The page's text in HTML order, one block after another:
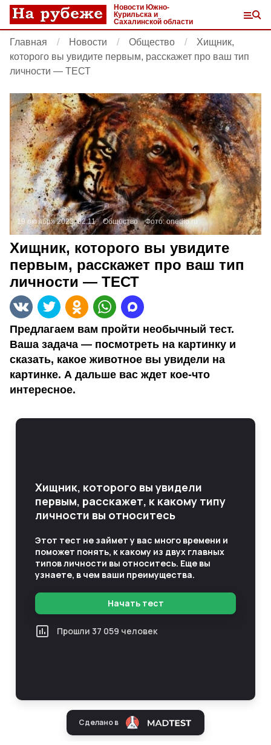
Новости Южно-
Курильска и
Сахалинской области
Главная Новости Общество
Хищник,
которого вы увидите первым, расскажет про ваш тип
личности — ТЕСТ
19 октября 2023, 02:11 Общество Фото:onedio.ru
Хищник, которого вы увидите
первым, расскажет про ваш тип
личности — ТЕСТ
Предлагаем вам пройти необычный тест.
Ваша задача — посмотреть на картинку и
сказать, какое животное вы увидели на
картинке. А дальше вас ждет кое-что
интересное.